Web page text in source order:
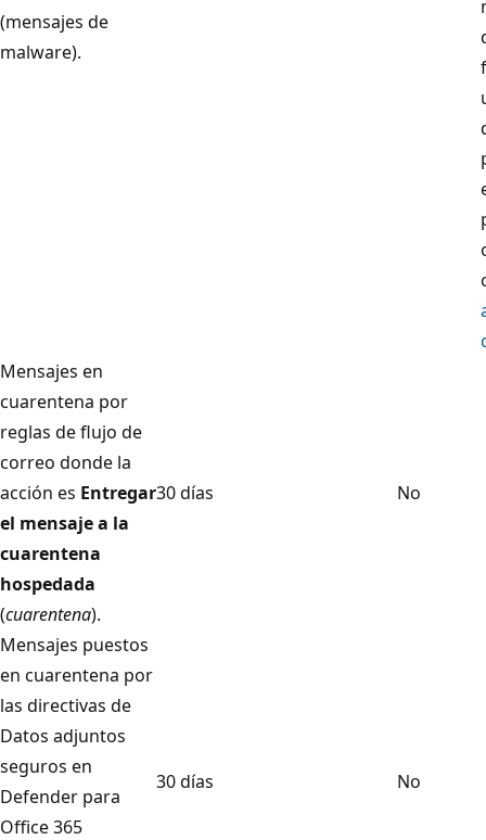
(mensajes de
malware).
Mensajes en
cuarentena por
reglas de flujo de
correo donde la
acción es Entregar
el mensaje a la
cuarentena
hospedada
(cuarentena).
30 días No
Mensajes puestos
en cuarentena por
las directivas de
Datos adjuntos
seguros en
Defender para
Office 365
30 días No